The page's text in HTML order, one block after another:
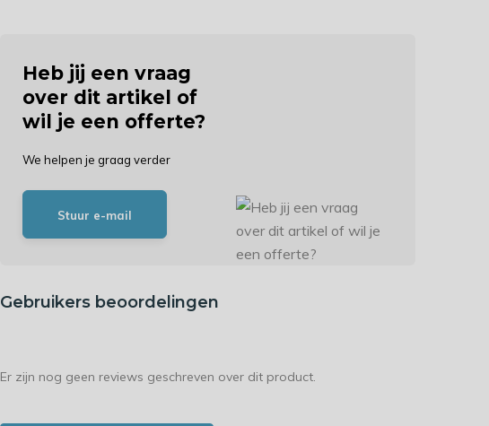
Heb jij een vraag
over dit artikel of
wil je een offerte?
We helpen je graag verder
Stuur e-mail
Gebruikers beoordelingen
Er zijn nog geen reviews geschreven over dit product.